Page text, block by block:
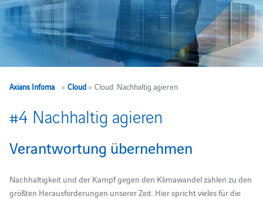
Axians Infoma> Cloud> Cloud: Nachhaltig agieren
#4 Nachhaltig agieren
Verantwortung übernehmen
Nachhaltigkeit und der Kampf gegen den Klimawandel zählen zu den
größten Herausforderungen unserer Zeit. Hier spricht vieles für die